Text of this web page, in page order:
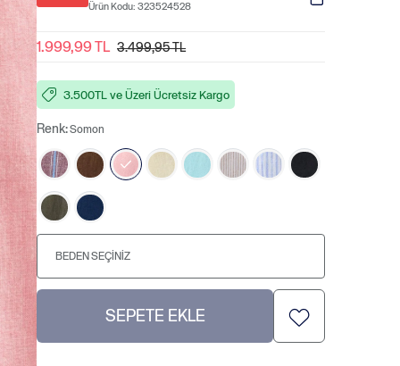
Ürün Kodu: 323524528
1.999,99 TL 3.499,95 TL
3.500TL ve Üzeri Ücretsiz Kargo
Renk:Somon
BEDEN SEÇINIZ
SEPETE EKLE